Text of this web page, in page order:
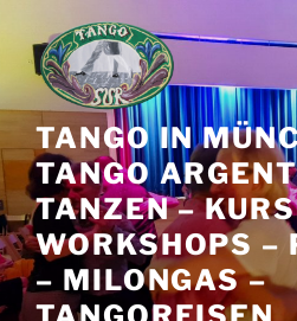
Inhalt
springen
TANGO IN
TANGO
TANZEN –
WORKSHOPS –
– MILONGAS –